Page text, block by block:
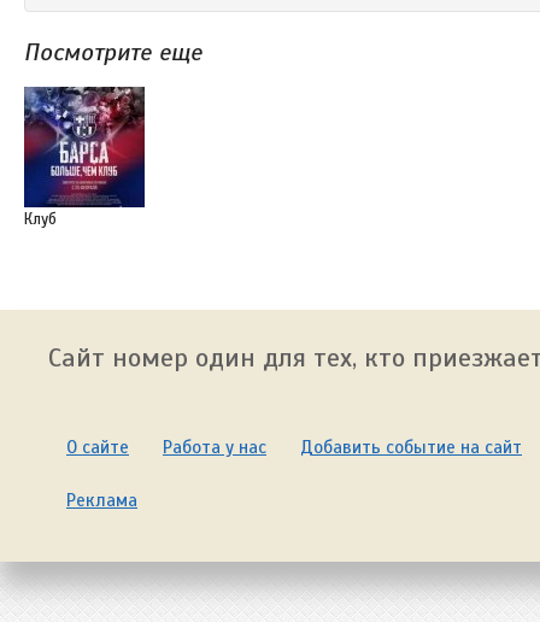
Посмотрите еще
Клуб
Сайт номер один для тех, кто
О сайте Работа у нас Добавить событие на сайт
Реклама